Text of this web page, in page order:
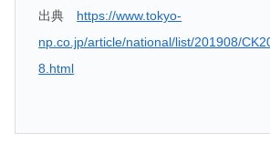
出典 https://www.tokyo-
np.co.jp/article/national/list/201908/
8.html